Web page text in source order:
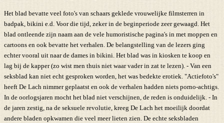
Het blad bevatte veel foto's van schaars geklede vrouwelijke filmsterren in
badpak, bikini e.d. Voor die tijd, zeker in de beginperiode zeer gewaagd. Het
blad ontleende zijn naam aan de vele humoristische pagina's in met moppen en
cartoons en ook bevatte het verhalen. De belangstelling van de lezers ging
echter vooral uit naar de dames in bikini. Het blad was in kiosken te koop en
lag bij de kapper (zo wist men thuis niet waar vader in zat te lezen). - Van een
seksblad kan niet echt gesproken worden, het was bedekte erotiek. "Actiefoto's"
heeft De Lach nimmer geplaatst en ook de verhalen hadden niets porno-achtigs.
In de oorlogsjaren mocht het blad niet verschijnen, de reden is onduidelijk. - In
de jaren zestig, na de seksuele revolutie, kreeg De Lach het moeilijk doordat
andere bladen opkwamen die veel meer lieten zien. De echte seksbladen